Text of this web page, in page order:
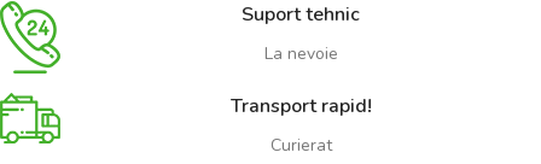
Suport tehnic
La nevoie
Transport rapid!
Curierat